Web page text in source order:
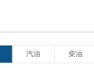
汽油 柴油